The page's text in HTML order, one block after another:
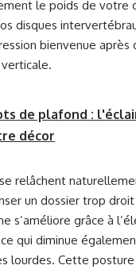
le poids de votre
disques
bienvenue après
de plafond :
décor
relâchent
un dossier trop
s’améliore grâce à
qui diminue
lourdes. Cette